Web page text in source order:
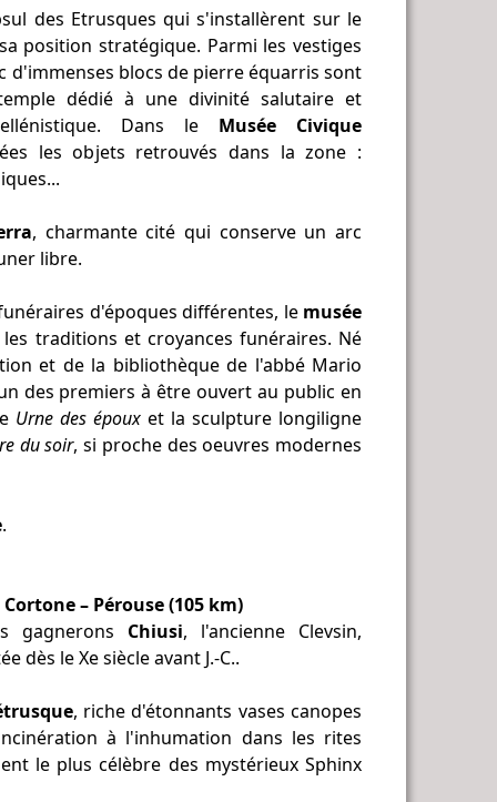
des Etrusques qui s'installèrent sur le
position stratégique. Parmi les vestiges
d'immenses blocs de pierre équarris sont
dédié à une divinité salutaire et
Dans le Musée Civique
les objets retrouvés dans la zone :
, charmante cité qui conserve un arc
libre.
d'époques différentes, le musée
traditions et croyances funéraires. Né
et de la bibliothèque de l'abbé Mario
des premiers à être ouvert au public en
Urne des époux et la sculpture longiligne
du soir, si proche des oeuvres modernes
.
– Pérouse (105 km)
gagnerons Chiusi, l'ancienne Clevsin,
dès le Xe siècle avant J.-C..
, riche d'étonnants vases canopes
à l'inhumation dans les rites
le plus célèbre des mystérieux Sphinx